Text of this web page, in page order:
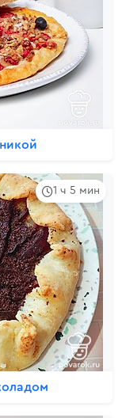
1 ч 5 мин